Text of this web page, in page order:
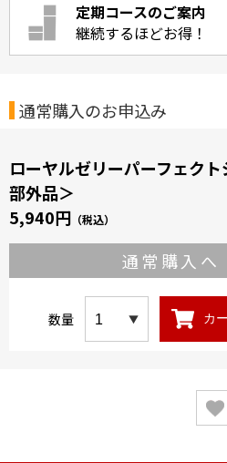
定期コースのご案内
継続するほどお得！
通常購入のお申込み
ローヤルゼリーパーフェク
部外品＞
5,940円 （税込）
通常購入へ
数量 カ